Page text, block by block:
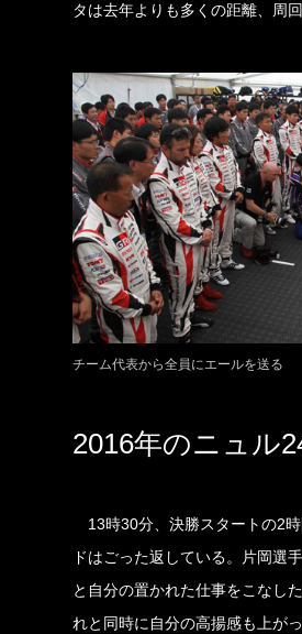
タは去年よりも多くの距離、周
チーム代表から全員にエールを送る
2016年のニュル
13時30分、決勝スタートの2
ドはごった返している。片岡選
と自分の置かれた仕事をこなし
れと同時に自分の高揚感も上が